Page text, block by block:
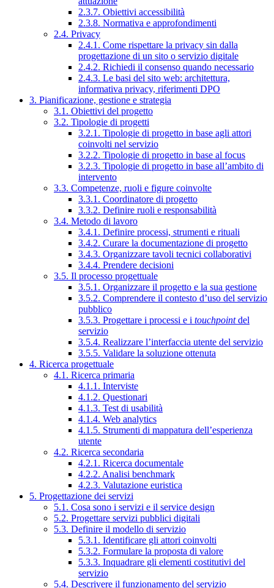
2.3.7. Obiettivi accessibilità
2.3.8. Normativa e approfondimenti
2.4. Privacy
2.4.1. Come rispettare la privacy sin dalla
progettazione di un sito o servizio digitale
2.4.2. Richiedi il consenso quando necessario
2.4.3. Le basi del sito web: architettura,
informativa privacy, riferimenti DPO
3. Pianificazione, gestione e strategia
3.1. Obiettivi del progetto
3.2. Tipologie di progetti
3.2.1. Tipologie di progetto in base agli attori
coinvolti nel servizio
3.2.2. Tipologie di progetto in base al focus
3.2.3. Tipologie di progetto in base all’ambito di
intervento
3.3. Competenze, ruoli e figure coinvolte
3.3.1. Coordinatore di progetto
3.3.2. Definire ruoli e responsabilità
3.4. Metodo di lavoro
3.4.1. Definire processi, strumenti e rituali
3.4.2. Curare la documentazione di progetto
3.4.3. Organizzare tavoli tecnici collaborativi
3.4.4. Prendere decisioni
3.5. Il processo progettuale
3.5.1. Organizzare il progetto e la sua gestione
3.5.2. Comprendere il contesto d’uso del servizio
pubblico
3.5.3. Progettare i processi e i touchpointdel
servizio
3.5.4. Realizzare l’interfaccia utente del servizio
3.5.5. Validare la soluzione ottenuta
4. Ricerca progettuale
4.1. Ricerca primaria
4.1.1. Interviste
4.1.2. Questionari
4.1.3. Test di usabilità
4.1.4. Web analytics
4.1.5. Strumenti di mappatura dell’esperienza
utente
4.2. Ricerca secondaria
4.2.1. Ricerca documentale
4.2.2. Analisi benchmark
4.2.3. Valutazione euristica
5. Progettazione dei servizi
5.1. Cosa sono i servizi e il service design
5.2. Progettare servizi pubblici digitali
5.3. Definire il modello di servizio
5.3.1. Identificare gli attori coinvolti
5.3.2. Formulare la proposta di valore
5.3.3. Inquadrare gli elementi costitutivi del
servizio
5.4. Descrivere il funzionamento del servizio